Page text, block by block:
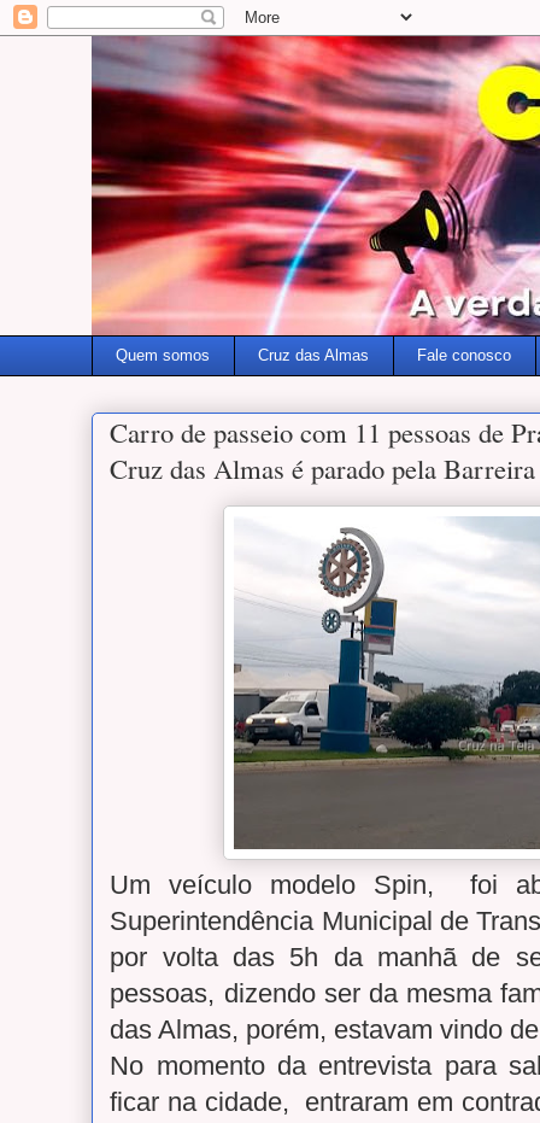
Quem somos Cruz das Almas Fale conosco
Carro de passeio com 11 pessoas de
Cruz das Almas é parado pela
Um veículo modelo Spin, foi
Superintendência Municipal de
por volta das 5h da manhã de
pessoas, dizendo ser da mesma
das Almas, porém, estavam vindo
No momento da entrevista para
ficar na cidade, entraram em